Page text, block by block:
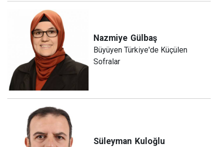
Nazmiye Gülbaş
Büyüyen Türkiye'de Küçülen
Sofralar
Süleyman Kuloğlu